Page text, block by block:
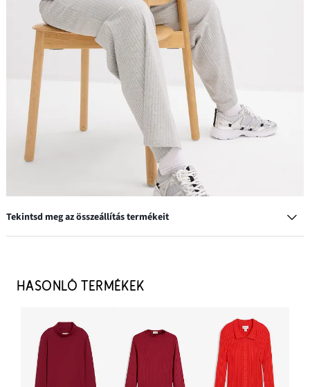
Tekintsd meg az összeállítás termékeit
3799 Ft
Dzsörzé nadrág bordás anyagból (2 db-os csomag)
9598 Ft
HOZZÁADÁS A KOSÁRHOZ
HASONLÓ TERMÉKEK